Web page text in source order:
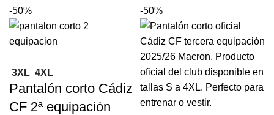
-50%
3XL 4XL
Pantalón corto Cádiz
CF 2ª equipación
-50%